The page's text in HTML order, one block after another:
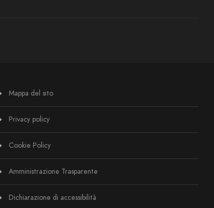
Mappa del sito
Privacy policy
Cookie Policy
Amministrazione Trasparente
Dichiarazione di accessibilità